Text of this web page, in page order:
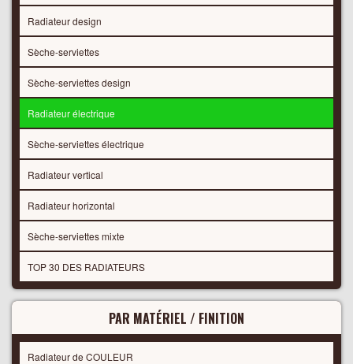
Radiateur design
Sèche-serviettes
Sèche-serviettes design
Radiateur électrique
Sèche-serviettes électrique
Radiateur vertical
Radiateur horizontal
Sèche-serviettes mixte
TOP 30 DES RADIATEURS
PAR MATÉRIEL / FINITION
Radiateur de COULEUR